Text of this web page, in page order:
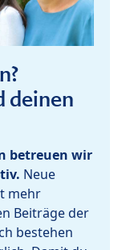
deinen
betreuen wir
Neue
mehr
Beiträge der
bestehen